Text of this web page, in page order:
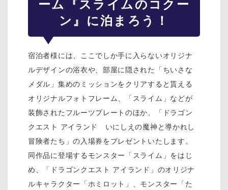
ーム『スライムのコクー
ン』に泊まろう！
宿泊者様には、ここでしか手に入らないオリジナ
ルデザインの浴衣や、部屋に隠された「ちいさな
メダル」集めのミッションをクリアすると貰える
オリジナルフォトフレーム、「スライム」などが
装飾されたフルーツプレートのほか、「ドラゴン
クエスト アイランド いにしえの魔神と導かれし
冒険者たち」の入場券をプレゼントいたします。
同作品に登場するモンスター「スライム」をはじ
め、「ドラゴンクエスト アイランド」のオリジナ
ルキャラクター「ホミロット」、モンスター「た